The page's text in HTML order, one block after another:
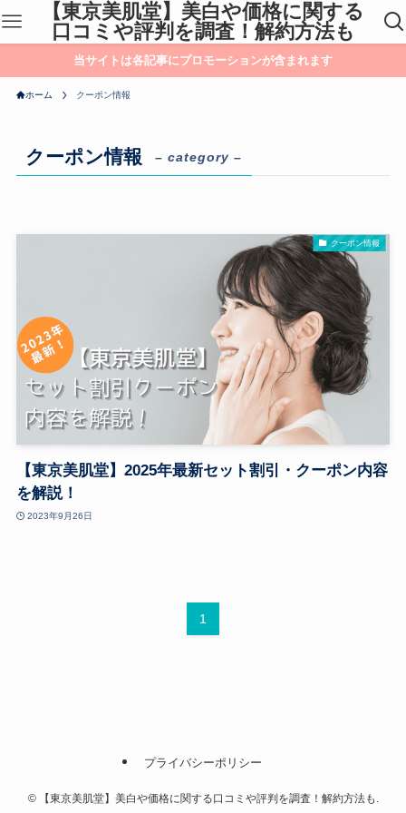
【東京美肌堂】美白や価格に関する
口コミや評判を調査！解約方法も
当サイトは各記事にプロモーションが含まれます
ホーム クーポン情報
クーポン情報 – category –
クーポン情報
【東京美肌堂】2025年最新セット割引・クーポン内容
を解説！
2023年9月26日
1
プライバシーポリシー
©【東京美肌堂】美白や価格に関する口コミや評判を調査！解約方法も.